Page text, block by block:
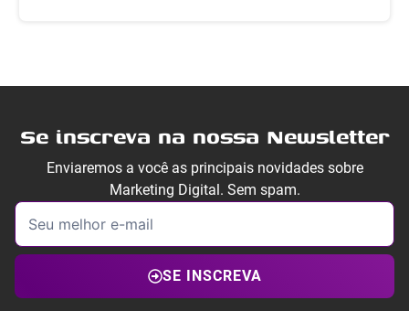
Se inscreva na nossa Newsletter
Enviaremos a você as principais novidades sobre
Marketing Digital. Sem spam.
SE INSCREVA